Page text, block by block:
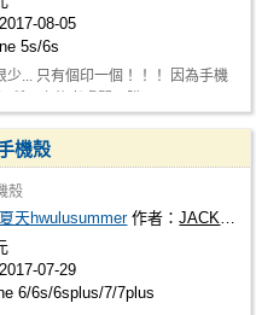
08-05
5s/6s
少... 只有個印一個！！！ 因為手機
機殼
殼
天hwulusummer作者：JACKPOT
07-29
6/6s/6splus/7/7plus